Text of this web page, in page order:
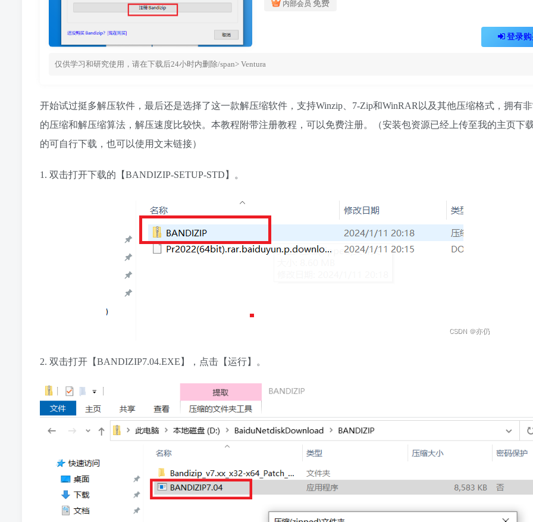
内部会员 免费
登录
仅供学习和研究使用，请在下载后24小时内删除/span> Ventura
开始试过挺多解压软件，最后还是选择了这一款解压缩软件，支持Winzip、7-Zip和WinRAR以及其他压缩格式，拥有
的压缩和解压缩算法，解压速度比较快。本教程附带注册教程，可以免费注册。（安装包资源已经上传至我的主页下
的可自行下载，也可以使用文末链接）
1. 双击打开下载的【BANDIZIP-SETUP-STD】。
2. 双击打开【BANDIZIP7.04.EXE】，点击【运行】。